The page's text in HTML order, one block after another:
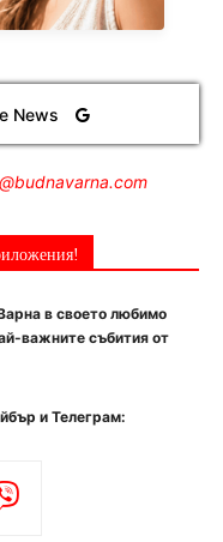
News
в своето любимо
важните събития от
и Телеграм: